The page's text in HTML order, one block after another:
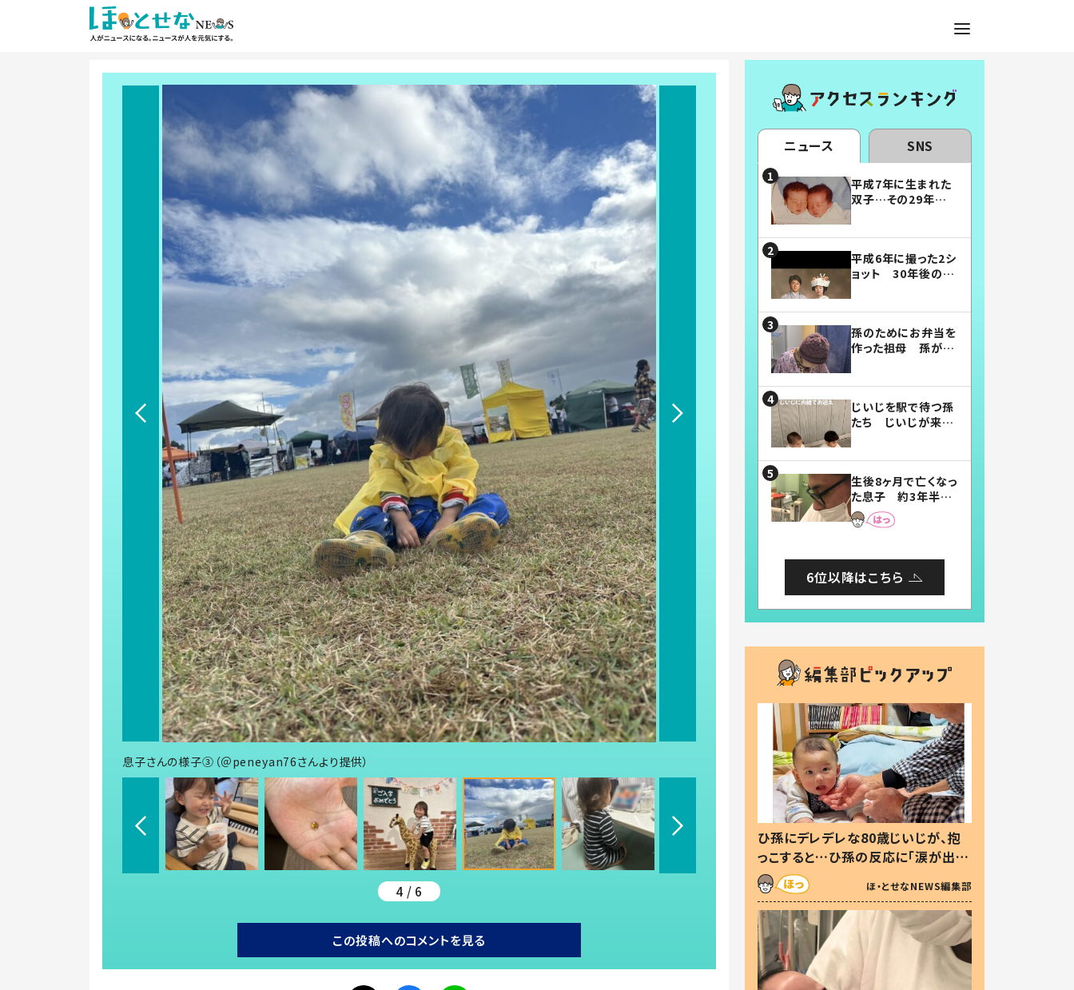
息子さんの様子③（＠peneyan76さんより提供）
4 / 6
この投稿へのコメントを見る
ニュース SNS
平成7年に生まれた
双子…その29年後
平成6年に撮った2シ
ョット 30年後の姿
孫のためにお弁当を
作った祖母 孫が絶
じいじを駅で待つ孫
たち じいじが来た
まらない」「幸せにな
れる」
生後8ヶ月で亡くなっ
た息子 約3年半
後、当時の妻の日記
に書いてあった本音
6位以降はこちら
ひ孫にデレデレな80歳じいじが、抱
っこすると…ひ孫の反応に「涙が出ま
した」「可愛くて仕方ない」
ほ・とせなNEWS編集部